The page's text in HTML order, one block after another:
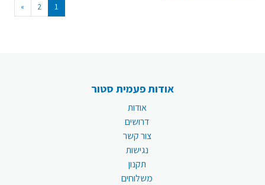
1
2
»
אודות פעמית סטור
אודות
דרושים
צור קשר
נגישות
תקנון
משלוחים